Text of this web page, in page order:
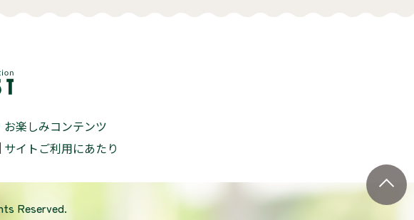
お楽しみコンテンツ
サイトご利用にあたり
Reserved.